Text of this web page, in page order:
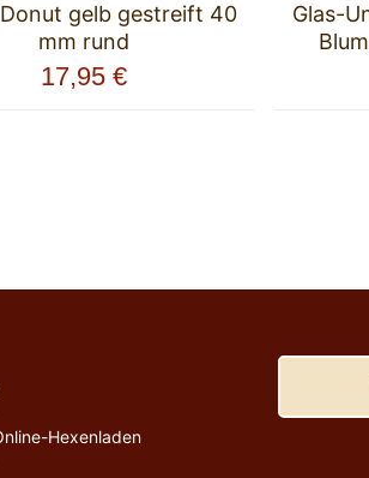
gelb gestreift 40
mm rund
17,95 €
Glas-
Hexenladen